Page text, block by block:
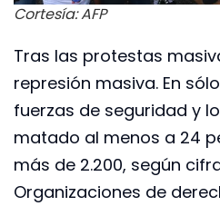
Cortesía: AFP
Tras las protestas
represión masiva. En
fuerzas de seguridad y
matado al menos a 24
más de 2.200, según
Organizaciones de